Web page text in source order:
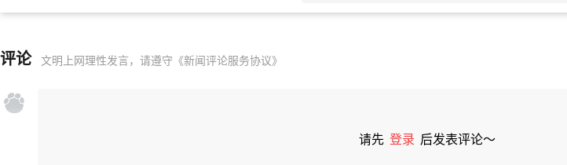
评论 文明上网理性发言，请遵守 《新闻评论服务协议》
请先 登录 后发表评论～